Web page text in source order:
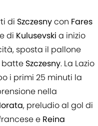
di Szczesnycon Fares
di Kulusevski a inizio
sposta il pallone
batte Szczesny. La Lazio
i primi 25 minuti la
nella
, preludio al gol di
e Reina